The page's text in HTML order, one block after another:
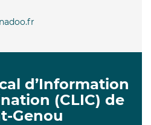
d’Information
(CLIC) de
Genou